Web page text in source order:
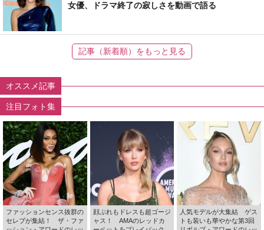
女優、ドラマ終了の寂しさを動画で語る
記事（新着順）をもっと見る
オススメ記事
注目フォト集
ファッションセンス抜群の
セレブが集結！ ザ・ファ
顔ぶれもドレスも超ゴージ
ャス！ AMAのレッドカ
人気モデルが大集結 ゲス
トも装いも華やかな第3回